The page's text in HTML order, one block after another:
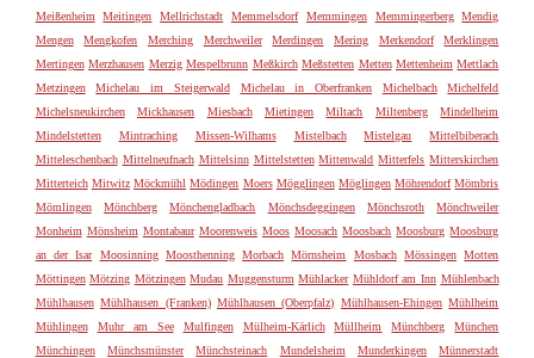
Meißenheim
Meitingen Mellrichstadt Memmelsdorf Memmingen Memmingerberg
Mendig
Mengen
Mengkofen Merching Merchweiler Merdingen Mering Merkendorf
Merklingen
Mertingen Merzhausen Merzig Mespelbrunn Meßkirch Meßstetten Metten Mettenheim Mettlach
Metzingen
Michelau im Steigerwald Michelau in Oberfranken Michelbach
Michelfeld
Michelsneukirchen
Mickhausen Miesbach Mietingen Miltach Miltenberg
Mindelheim
Mindelstetten
Mintraching Missen-Wilhams Mistelbach Mistelgau
Mittelbiberach
Mitteleschenbach Mittelneufnach Mittelsinn Mittelstetten Mittenwald Mitterfels Mitterskirchen
Mitterteich Mitwitz Möckmühl Mödingen Moers Mögglingen Möglingen Möhrendorf Mömbris
Mömlingen
Mönchberg Mönchengladbach Mönchsdeggingen Mönchsroth
Mönchweiler
Monheim Mönsheim Montabaur Moorenweis Moos Moosach Moosbach Moosburg Moosburg
an der Isar
Moosinning Moosthenning Morbach Mörnsheim Mosbach Mössingen Motten
Möttingen Mötzing Mötzingen Mudau Muggensturm Mühlacker Mühldorf am Inn Mühlenbach
Mühlhausen Mühlhausen (Franken) Mühlhausen (Oberpfalz) Mühlhausen-Ehingen Mühlheim
Mühlingen
Muhr am See Mulfingen Mülheim-Kärlich Müllheim Münchberg
München
Münchingen
Münchsmünster Münchsteinach Mundelsheim Munderkingen
Münnerstadt